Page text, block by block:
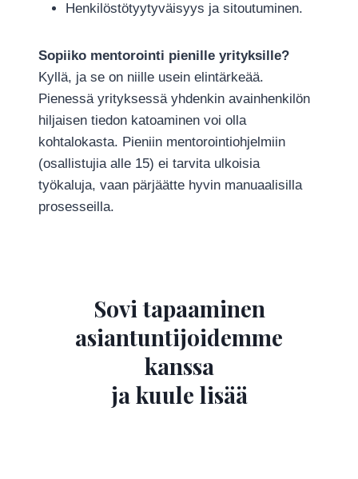
Henkilöstötyytyväisyys ja sitoutuminen.
Sopiiko mentorointi pienille yrityksille?
Kyllä, ja se on niille usein elintärkeää.
Pienessä yrityksessä yhdenkin avainhenkilön
hiljaisen tiedon katoaminen voi olla
kohtalokasta. Pieniin mentorointiohjelmiin
(osallistujia alle 15) ei tarvita ulkoisia
työkaluja, vaan pärjäätte hyvin manuaalisilla
prosesseilla.
Sovi tapaaminen
asiantuntijoidemme
kanssa
ja kuule lisää